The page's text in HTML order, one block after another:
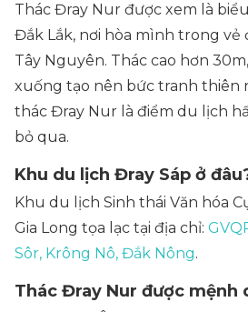
Thác Đray Nur được xem là
Đắk Lắk, nơi hòa mình trong vẻ
Tây Nguyên. Thác cao hơn
xuống tạo nên bức tranh thiên
thác Đray Nur là điểm du lịch
bỏ qua.
Khu du lịch Đray Sáp ở
Khu du lịch Sinh thái Văn hóa
Gia Long tọa lạc tại địa chỉ:
Sôr, Krông Nô, Đắk Nông.
Thác Đray Nur được mệnh